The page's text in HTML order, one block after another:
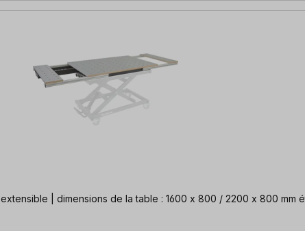
Plateau de travail : bouleau multiplex revêtu de HPL sur les deux faces extensible | dimensions de la table : 1600 x